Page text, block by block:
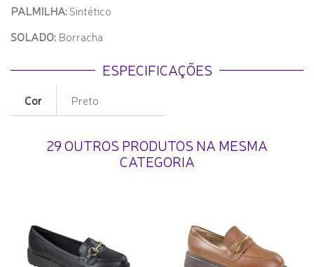
PALMILHA:Sintético
SOLADO: Borracha
ESPECIFICAÇÕES
Cor Preto
29 OUTROS PRODUTOS NA MESMA
CATEGORIA